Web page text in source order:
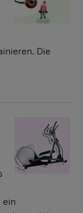
Die
ein